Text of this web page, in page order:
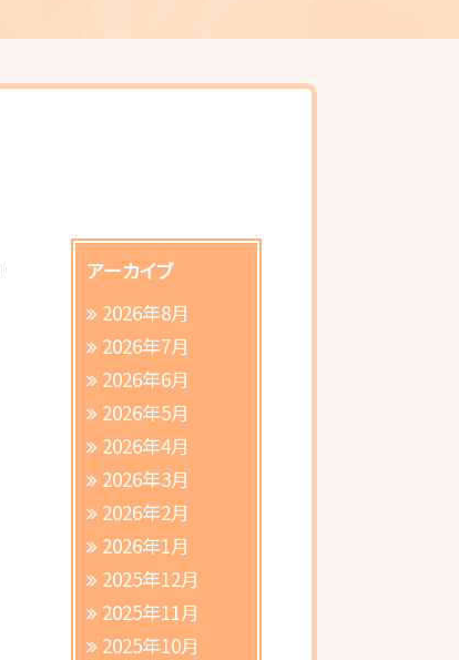
アーカイブ
2026年8月
2026年7月
2026年6月
2026年5月
2026年4月
2026年3月
2026年2月
2026年1月
2025年12月
2025年11月
2025年10月